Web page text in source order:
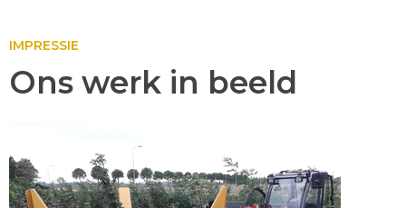
IMPRESSIE
Ons werk in beeld